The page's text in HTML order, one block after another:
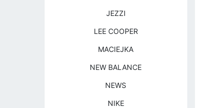
JEZZI
LEE COOPER
MACIEJKA
NEW BALANCE
NEWS
NIKE